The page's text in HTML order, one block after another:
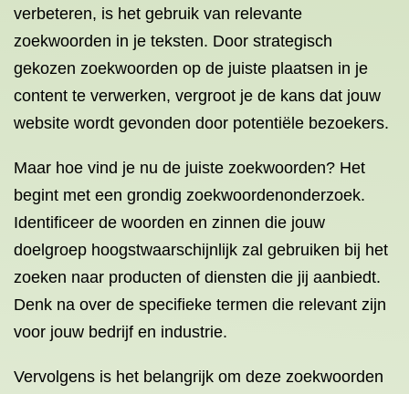
verbeteren, is het gebruik van relevante
zoekwoorden in je teksten. Door strategisch
gekozen zoekwoorden op de juiste plaatsen in je
content te verwerken, vergroot je de kans dat jouw
website wordt gevonden door potentiële bezoekers.
Maar hoe vind je nu de juiste zoekwoorden? Het
begint met een grondig zoekwoordenonderzoek.
Identificeer de woorden en zinnen die jouw
doelgroep hoogstwaarschijnlijk zal gebruiken bij het
zoeken naar producten of diensten die jij aanbiedt.
Denk na over de specifieke termen die relevant zijn
voor jouw bedrijf en industrie.
Vervolgens is het belangrijk om deze zoekwoorden